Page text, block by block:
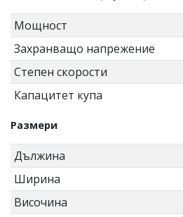
Мощност
Захранващо напрежение
Степен скорости
Капацитет купа
Размери
Дължина
Ширина
Височина